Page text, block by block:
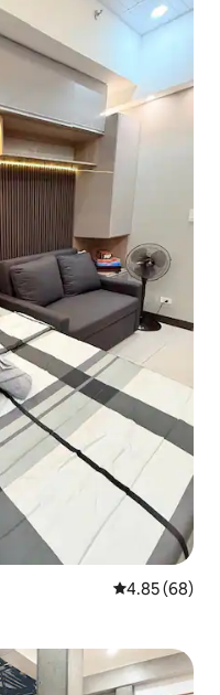
औसत रेटिंग 5 में
4.85 (68)